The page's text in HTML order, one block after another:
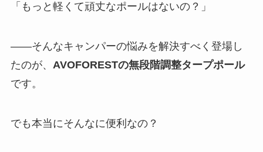
「もっと軽くて頑丈なポールはないの？」
――そんなキャンパーの悩みを解決すべく登場し
たのが、 AVOFORESTの無段階調整タープポール
です。
でも本当にそんなに便利なの？